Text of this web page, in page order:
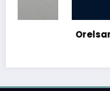
Orelsan, Tour 2026